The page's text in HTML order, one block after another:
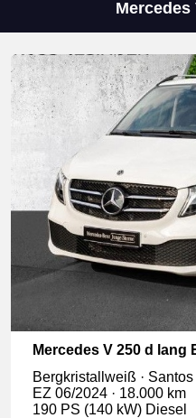
Mercedes
Mercedes V 250 d lang
Bergkristallweiß ·
EZ 06/2024 · 18.000 km
190 PS (140 kW) Diesel